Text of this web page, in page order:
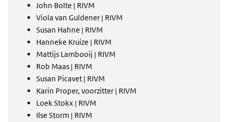
John Bolte | RIVM
Viola van Guldener | RIVM
Susan Hahne | RIVM
Hanneke Kruize | RIVM
Mattijs Lambooij | RIVM
Rob Maas | RIVM
Susan Picavet | RIVM
Karin Proper, voorzitter | RIVM
Loek Stokx | RIVM
Ilse Storm | RIVM